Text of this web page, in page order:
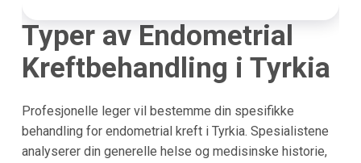
Typer av Endometrial
Kreftbehandling i Tyrkia
Profesjonelle leger vil bestemme din spesifikke
behandling for endometrial kreft i Tyrkia. Spesialistene
analyserer din generelle helse og medisinske historie,